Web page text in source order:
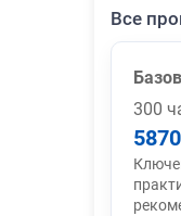
Все
300